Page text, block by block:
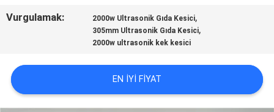
TEKLIF
SITE
HARITASI
Vurgulamak:
2000w Ultrasonik Gıda Kesici,
305mm Ultrasonik Gıda Kesici,
2000w ultrasonik kek kesici
EN IYI FIYAT